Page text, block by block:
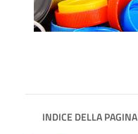
INDICE DELLA PAGINA